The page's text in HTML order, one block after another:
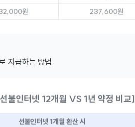
원 237,600원
지급하는 방법
불인터넷 12개월 VS 1년 약정 비교]
선불인터넷 1개월 환산 시